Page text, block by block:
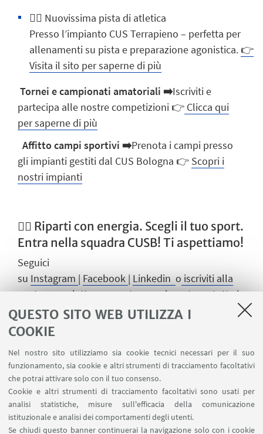
QUESTO SITO WEB UTILIZZA I
COOKIE
Nel nostro sito utilizziamo sia cookie tecnici necessari per il suo
funzionamento, sia cookie e altri strumenti di tracciamento facoltativi
che potrai attivare solo con il tuo consenso.
Cookie e altri strumenti di tracciamento facoltativi sono usati per
analisi statistiche, misure sull'efficacia della comunicazione
istituzionale e analisi dei comportamenti degli utenti.
Se chiudi questo banner continuerai la navigazione solo con i cookie
🏃‍♀️ Nuovissima pista di atletica
Presso l’impianto CUS Terrapieno – perfetta per
allenamenti su pista e preparazione agonistica. 👉
Visita il sito per saperne di più
Tornei e campionati amatoriali ➡️Iscriviti e
partecipa alle nostre competizioni 👉 Clicca qui
per saperne di più
Affitto campi sportivi ➡️Prenota i campi presso
gli impianti gestiti dal CUS Bologna 👉 Scopri i
nostri impianti
🏃‍♂️ Riparti con energia. Scegli il tuo sport.
Entra nella squadra CUSB! Ti aspettiamo!
Seguici
su Instagram | Facebook | Linkedin o iscriviti alla
nostra newsletterper restare aggiornato su tutte le
novità!
💬 HAI BISOGNO DI AIUTO?
Consulta le nostreFAQo scrivici
a:cusb.segreteria@unibo.it